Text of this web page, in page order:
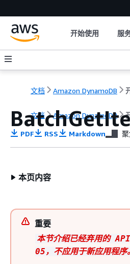
开始使用 服
文档 Amazon DynamoDB
文档 Amazon DynamoDB
PDF RSS Markdown
本页内容
重要
本节介绍已经弃用的
05，不应用于新应用程序。